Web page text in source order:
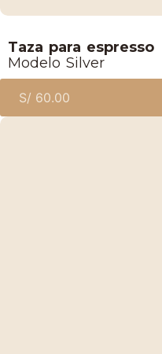
Taza para espresso
Modelo Silver
S/ 60.00